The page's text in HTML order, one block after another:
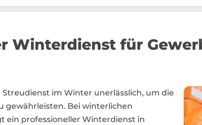
Winterdienst für
im Winter unerlässlich, um die
gewährleisten. Bei winterlichen
ein professioneller Winterdienst in